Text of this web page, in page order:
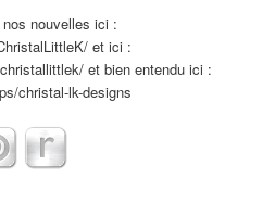
nouvelles ici :
et ici :
et bien entendu ici :
christal-lk-designs